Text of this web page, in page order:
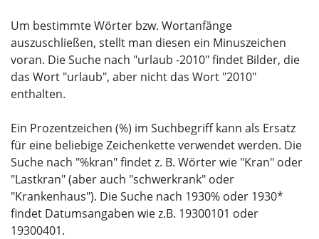
Um bestimmte Wörter bzw. Wortanfänge
auszuschließen, stellt man diesen ein Minuszeichen
voran. Die Suche nach "urlaub -2010" findet Bilder, die
das Wort "urlaub", aber nicht das Wort "2010"
enthalten.
Ein Prozentzeichen (%) im Suchbegriff kann als Ersatz
für eine beliebige Zeichenkette verwendet werden. Die
Suche nach "%kran" findet z. B. Wörter wie "Kran" oder
"Lastkran" (aber auch "schwerkrank" oder
"Krankenhaus"). Die Suche nach 1930% oder 1930*
findet Datumsangaben wie z.B. 19300101 oder
19300401.